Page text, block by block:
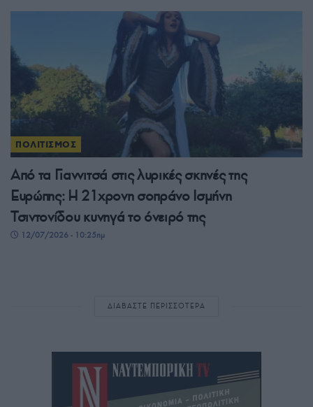
ΠΟΛΙΤΙΣΜΟΣ
Από τα Γιαννιτσά στις λυρικές σκηνές της
Ευρώπης: Η 21χρονη σοπράνο Ισμήνη
Τσιντονίδου κυνηγά το όνειρό της
12/07/2026 - 10:25πμ
ΔΙΑΒΑΣΤΕ ΠΕΡΙΣΣΟΤΕΡΑ